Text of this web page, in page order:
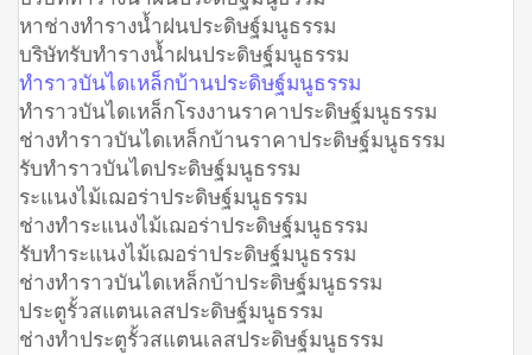
หาช่างทำรางน้ำฝนประดิษฐ์มนูธรรม
บริษัทรับทำรางน้ำฝนประดิษฐ์มนูธรรม
ทำราวบันไดเหล็กบ้านประดิษฐ์มนูธรรม
ทำราวบันไดเหล็กโรงงานราคาประดิษฐ์มนูธรรม
ช่างทำราวบันไดเหล็กบ้านราคาประดิษฐ์มนูธรรม
รับทำราวบันไดประดิษฐ์มนูธรรม
ระแนงไม้เฌอร่าประดิษฐ์มนูธรรม
ช่างทำระแนงไม้เฌอร่าประดิษฐ์มนูธรรม
รับทำระแนงไม้เฌอร่าประดิษฐ์มนูธรรม
ช่างทำราวบันไดเหล็กบ้าประดิษฐ์มนูธรรม
ประตูรั้วสแตนเลสประดิษฐ์มนูธรรม
ช่างทำประตูรั้วสแตนเลสประดิษฐ์มนูธรรม